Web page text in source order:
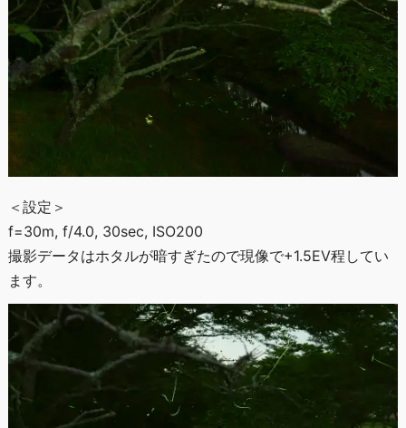
＜設定＞
f=30m, f/4.0, 30sec, ISO200
撮影データはホタルが暗すぎたので現像で+1.5EV程してい
ます。